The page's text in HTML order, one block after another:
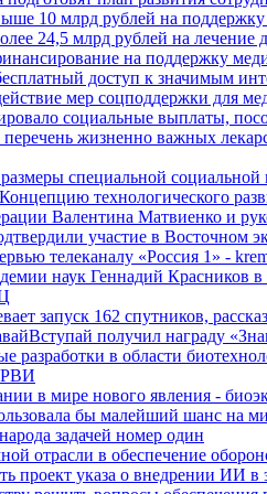
10 млрд рублей на
24,5 млрд рублей на лечение
на поддержку
доступ к значимым
мер соцподдержки для
социальные выплаты,
жизненно важных
специальной
технологического
Валентина Матвиенко и
участие в Восточном
телеканалу «Россия 1» -
наук Геннадий Красников
запуск 162 спутников,
получил награду
разработки в области
в мире нового явления -
бы малейший шанс на
задачей номер один
отрасли в обеспечение
проект указа о внедрении ИИ